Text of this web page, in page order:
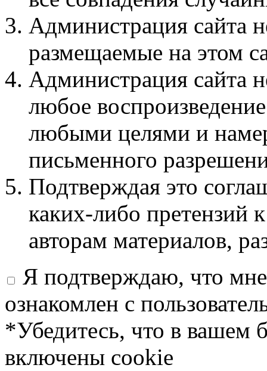
Администрация сайта
размещаемые на этом
Администрация сайта
любое
любыми целями и
письменного
Подтверждая это
каких-либо претензий
авторам материалов,
Я подтверждаю, что
ознакомлен с
*Убедитесь, что в вашем
включены cookie